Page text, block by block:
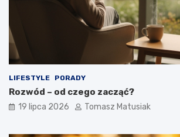
LIFESTYLE PORADY
Rozwód – od czego zacząć?
19 lipca 2026 Tomasz Matusiak